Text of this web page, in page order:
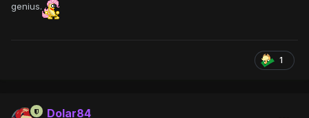
genius.
1
Dolar84